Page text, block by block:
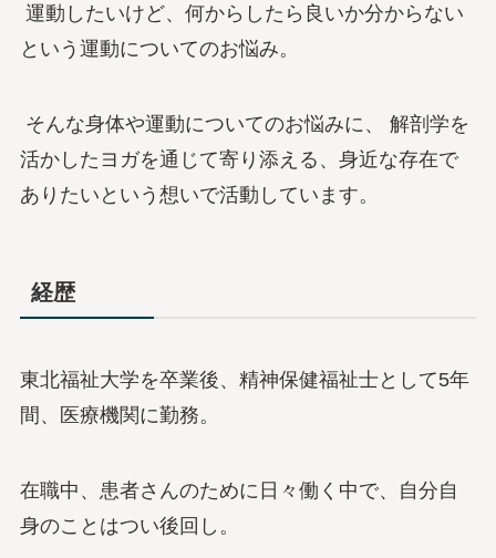
運動したいけど、何からしたら良いか分からない
という運動についてのお悩み。
そんな身体や運動についてのお悩みに、 解剖学を
活かしたヨガを通じて寄り添える、身近な存在で
ありたいという想いで活動しています。
経歴
東北福祉大学を卒業後、精神保健福祉士として5年
間、医療機関に勤務。
在職中、患者さんのために日々働く中で、自分自
身のことはつい後回し。